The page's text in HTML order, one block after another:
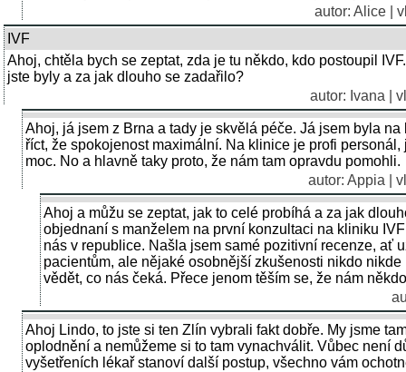
autor: Alice |
IVF
Ahoj, chtěla bych se zeptat, zda je tu někdo, kdo postoupil
jste byly a za jak dlouho se zadařilo?
autor: Ivana |
Ahoj, já jsem z Brna a tady je skvělá péče. Já jsem byla
říct, že spokojenost maximální. Na klinice je profi
moc. No a hlavně taky proto, že nám tam opravdu pomohli.
autor: Appia |
Ahoj a můžu se zeptat, jak to celé probíhá a za jak
objednaní s manželem na první konzultaci na kliniku
nás v republice. Našla jsem samé pozitivní recenze, ať
pacientům, ale nějaké osobnější zkušenosti nikdo
vědět, co nás čeká. Přece jenom těším se, že nám
Ahoj Lindo, to jste si ten Zlín vybrali fakt dobře. My jsme
oplodnění a nemůžeme si to tam vynachválit. Vůbec není
vyšetřeních lékař stanoví další postup, všechno vám